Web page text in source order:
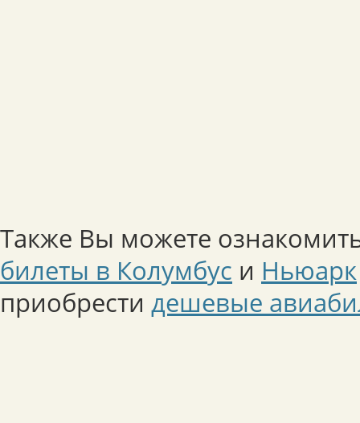
Также Вы можете
билеты в Колумбус и Ньюарк
приобрести дешевые